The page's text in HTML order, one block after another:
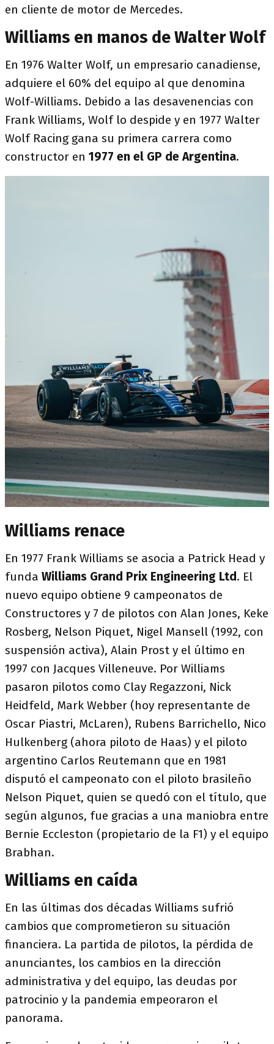
en cliente de motor de Mercedes.
Williams en manos de Walter Wolf
En 1976 Walter Wolf, un empresario canadiense,
adquiere el 60% del equipo al que denomina
Wolf-Williams. Debido a las desavenencias con
Frank Williams, Wolf lo despide y en 1977 Walter
Wolf Racing gana su primera carrera como
constructor en 1977 en el GP de Argentina.
Williams renace
En 1977 Frank Williams se asocia a Patrick Head y
funda Williams Grand Prix Engineering Ltd. El
nuevo equipo obtiene 9 campeonatos de
Constructores y 7 de pilotos con Alan Jones, Keke
Rosberg, Nelson Piquet, Nigel Mansell (1992, con
suspensión activa), Alain Prost y el último en
1997 con Jacques Villeneuve. Por Williams
pasaron pilotos como Clay Regazzoni, Nick
Heidfeld, Mark Webber (hoy representante de
Oscar Piastri, McLaren), Rubens Barrichello, Nico
Hulkenberg (ahora piloto de Haas) y el piloto
argentino Carlos Reutemann que en 1981
disputó el campeonato con el piloto brasileño
Nelson Piquet, quien se quedó con el título, que
según algunos, fue gracias a una maniobra entre
Bernie Eccleston (propietario de la F1) y el equipo
Brabhan.
Williams en caída
En las últimas dos décadas Williams sufrió
cambios que comprometieron su situación
financiera. La partida de pilotos, la pérdida de
anunciantes, los cambios en la dirección
administrativa y del equipo, las deudas por
patrocinio y la pandemia empeoraron el
panorama.